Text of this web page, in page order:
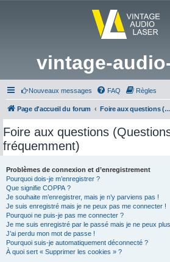
vintage-
Nouveaux messages FAQ Règles
Page d'accueil du forum Foire aux questions (Questions posées fréquemment)
Foire aux questions
fréquemment)
Problèmes de connexion et d’enregistrement
Pourquoi dois-je m’enregistrer ?
Que signifie COPPA ?
Je souhaite m’enregistrer, mais je n’y parviens pas !
Je suis enregistré mais je ne peux pas me connecter !
Pourquoi ne puis-je pas me connecter ?
Je me suis enregistré par le passé mais je ne peux
J’ai perdu mon mot de passe !
Pourquoi suis-je automatiquement déconnecté ?
À quoi sert « Supprimer les cookies » ?